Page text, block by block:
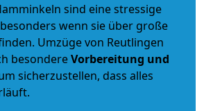
sind eine stressige
wenn sie über große
Umzüge von Reutlingen
besondereVorbereitung und
sicherzustellen, dass alles